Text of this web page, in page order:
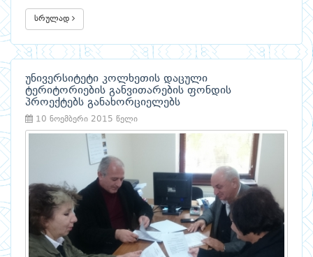
სრულად
უნივერსიტეტი კოლხეთის დაცული
ტერიტორიების განვითარების ფონდის
პროექტებს განახორციელებს
10 ნოემბერი 2015 წელი